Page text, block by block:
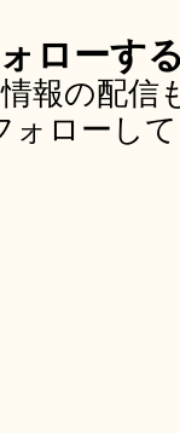
ローす
報の配
ォローし